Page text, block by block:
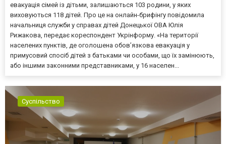
евакуація сімей із дітьми, залишаються 103 родини, у яких
виховуються 118 дітей. Про це на онлайн-брифінгу повідомила
начальниця служби у справах дітей Донецької ОВА Юлія
Рижакова, передає кореспондент Укрінформу. «На території
населених пунктів, де оголошена обов’язкова евакуація у
примусовий спосіб дітей з батьками чи особами, що їх замінюють,
або іншими законними представниками, у 16 населен...
Суспільство